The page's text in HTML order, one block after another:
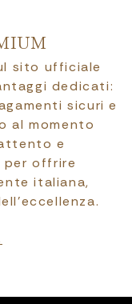
sito ufficiale
dedicati:
sicuri e
al momento
e
per offrire
italiana,